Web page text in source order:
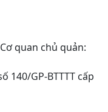
quan chủ quản:
140/GP-BTTTT cấp